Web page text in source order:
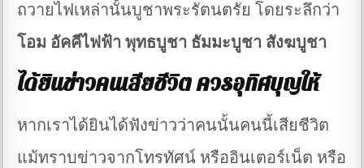
ถวายไฟเหล่านั้นบูชาพระรัตนตรัย โดยระลึกว่า
โอม อัคคีไฟฟ้า พุทธบูชา ธัมมะบูชา สังฆบูชา
ได้ยินข่าวคนเสียชีวิต ควรอุทิศบุญให้
หากเราได้ยินได้ฟังข่าวว่าคนนั้นคนนี้เสียชีวิต
แม้ทราบข่าวจากโทรทัศน์ หรืออินเตอร์เน็ต หรือ